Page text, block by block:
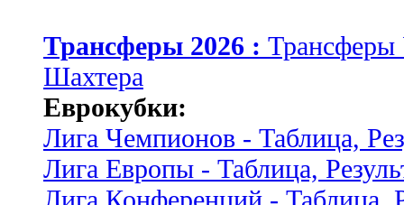
Трансферы 2026 :
Шахтера
Еврокубки:
Лига Чемпионов - Таблица,
Лига Европы - Таблица,
Лига Конференций - Таблица,